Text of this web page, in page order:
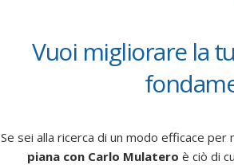
Vuoi migliorare la
Se sei alla ricerca di un modo efficace
piana con Carlo Mulatero è ciò di